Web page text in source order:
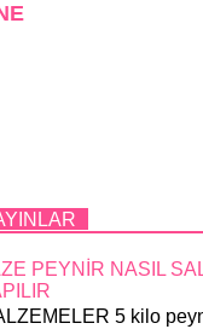
PEYNİR NASIL
5 kilo